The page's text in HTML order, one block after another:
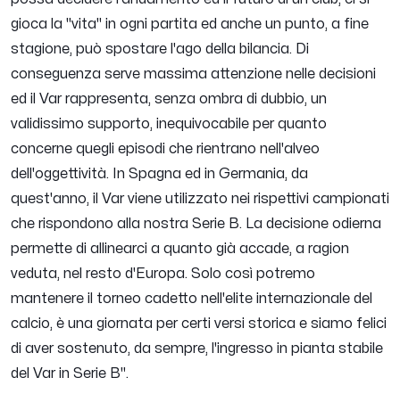
gioca la "vita" in ogni partita ed anche un punto, a fine
stagione, può spostare l'ago della bilancia. Di
conseguenza serve massima attenzione nelle decisioni
ed il Var rappresenta, senza ombra di dubbio, un
validissimo supporto, inequivocabile per quanto
concerne quegli episodi che rientrano nell'alveo
dell'oggettività. In Spagna ed in Germania, da
quest'anno, il Var viene utilizzato nei rispettivi campionati
che rispondono alla nostra Serie B. La decisione odierna
permette di allinearci a quanto già accade, a ragion
veduta, nel resto d'Europa. Solo così potremo
mantenere il torneo cadetto nell'elite internazionale del
calcio, è una giornata per certi versi storica e siamo felici
di aver sostenuto, da sempre, l'ingresso in pianta stabile
del Var in Serie B".